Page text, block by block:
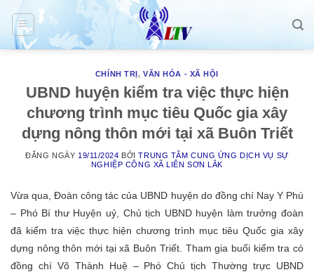
Skip
content
CHÍNH TRỊ,VĂN HÓA - XÃ HỘI
UBND huyện kiểm tra việc thực hiện
chương trình mục tiêu Quốc gia xây
dựng nông thôn mới tại xã Buôn Triết
ĐĂNG NGÀY 19/11/2024 BỞITRUNG TÂM CUNG ỨNG DỊCH VỤ SỰ
NGHIỆP CÔNG XÃ LIÊN SƠN LẮK
Vừa qua, Đoàn công tác của UBND huyện do đồng chí Nay Y Phú
– Phó Bí thư Huyện uỷ, Chủ tịch UBND huyện làm trưởng đoàn
đã kiểm tra việc thực hiện chương trình mục tiêu Quốc gia xây
dựng nông thôn mới tại xã Buôn Triết. Tham gia buổi kiểm tra có
đồng chí Võ Thành Huệ – Phó Chủ tịch Thường trực UBND